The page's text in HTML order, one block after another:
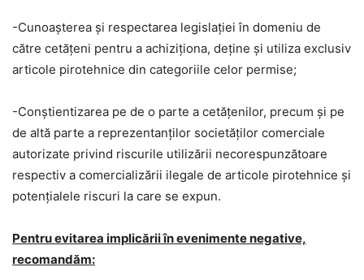
-Cunoaşterea şi respectarea legislaţiei în domeniu de
către cetățeni pentru a achiziționa, deține și utiliza exclusiv
articole pirotehnice din categoriile celor permise;
-Conștientizarea pe de o parte a cetățenilor, precum și pe
de altă parte a reprezentanților societăților comerciale
autorizate privind riscurile utilizării necorespunzătoare
respectiv a comercializării ilegale de articole pirotehnice și
potențialele riscuri la care se expun.
Pentru evitarea implicării în evenimente negative,
recomandăm: